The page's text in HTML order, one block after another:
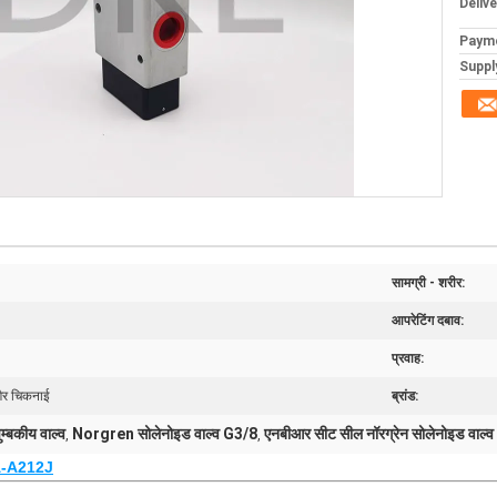
सामग्री - शरीर:
आपरेटिंग दबाव:
प्रवाह:
चिकनाई ब्रांड:
वाल्व, Norgren सोलेनोइड वाल्व G3/8,एनबीआर सीट सील नॉरग्रेन सोलेनोइड वाल्व
A212J